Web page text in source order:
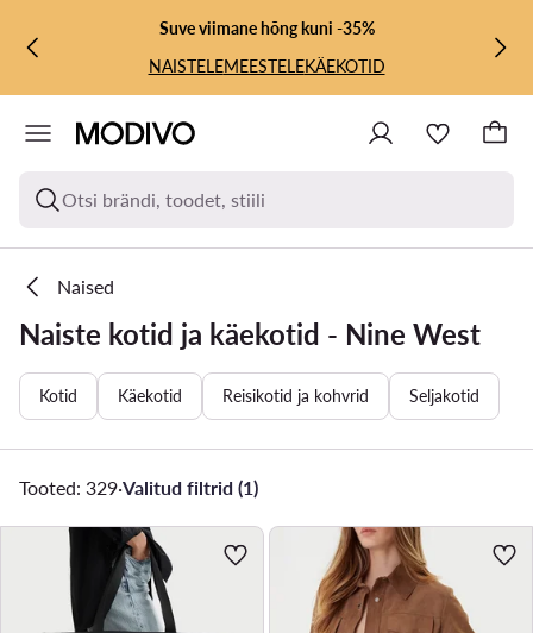
LIIGU PÕHISISU JUURDE
MINE OTSINGUSSESuve viimane hõng kuni -35%
NAISTELEMEESTELEKÄEKOTID
Otsi brändi, toodet, stiili
Naised
Naiste kotid ja käekotid - Nine West
Kotid Käekotid Reisikotid ja kohvrid Seljakotid
Tooted: 329·Valitud filtrid (1)